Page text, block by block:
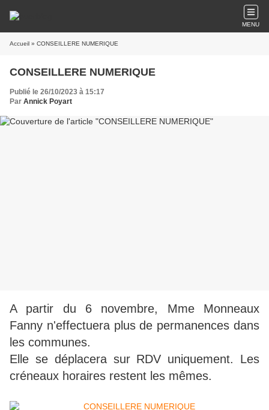
MENU
Accueil » CONSEILLERE NUMERIQUE
CONSEILLERE NUMERIQUE
Publié le 26/10/2023 à 15:17
Par Annick Poyart
A partir du 6 novembre, Mme Monneaux
Fanny n'effectuera plus de permanences dans
les communes.
Elle se déplacera sur RDV uniquement. Les
créneaux horaires restent les mêmes.